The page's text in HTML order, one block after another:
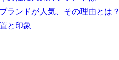
ランドが人気、その理由とは？
と印象